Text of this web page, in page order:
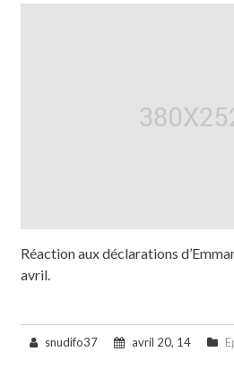
Réaction aux déclarations
avril.
snudifo37 avril 20, 14